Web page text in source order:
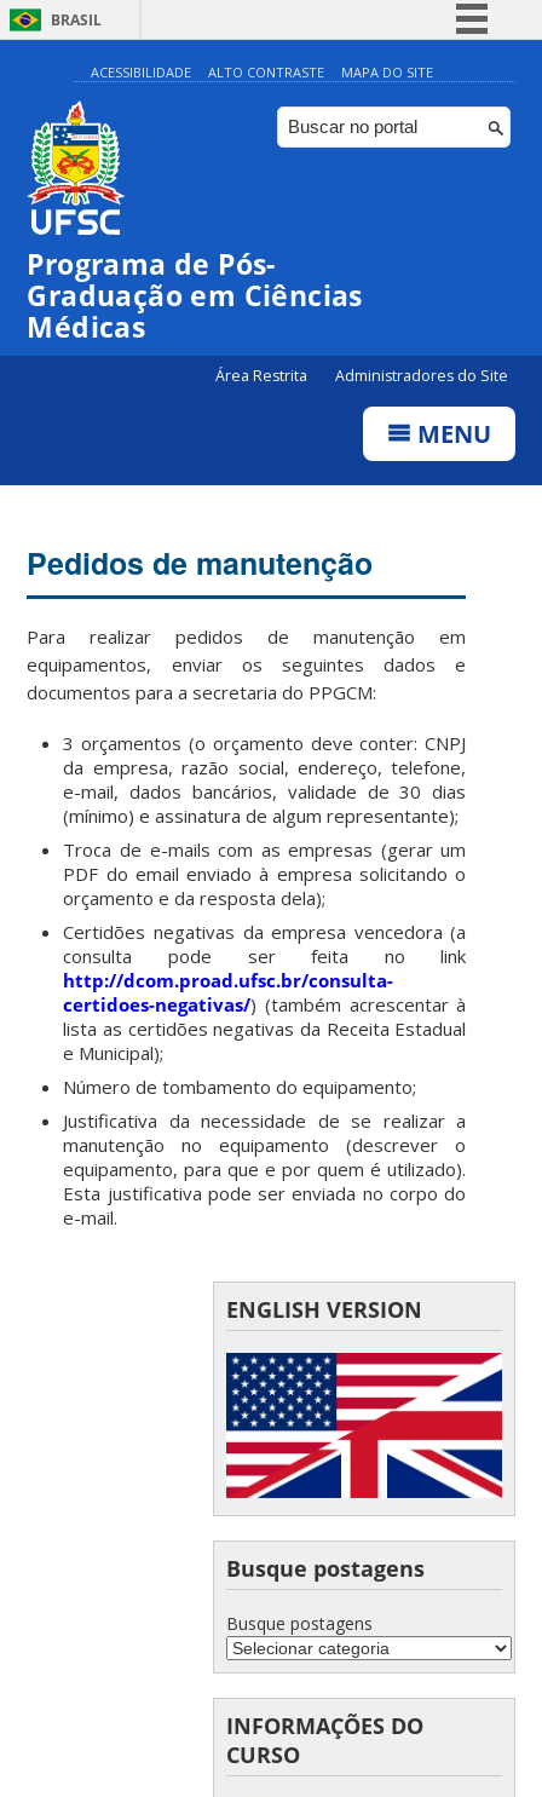
BRASIL
Simplifique!
Comunica BR
Participe
ACESSIBILIDADE ALTO CONTRASTE MAPA DO SITE
Programa de Pós-
Graduação em Ciências
Médicas
Área Restrita Administradores do Site
MENU
Pedidos de manutenção
Para realizar pedidos de manutenção em
equipamentos, enviar os seguintes dados e
documentos para a secretaria do PPGCM:
3 orçamentos (o orçamento deve conter: CNPJ
da empresa, razão social, endereço, telefone,
e-mail, dados bancários, validade de 30 dias
(mínimo) e assinatura de algum representante);
Troca de e-mails com as empresas (gerar um
PDF do email enviado à empresa solicitando o
orçamento e da resposta dela);
Certidões negativas da empresa vencedora (a
consulta pode ser feita no link
http://dcom.proad.ufsc.br/consulta-
certidoes-negativas/) (também acrescentar à
lista as certidões negativas da Receita Estadual
e Municipal);
Número de tombamento do equipamento;
Justificativa da necessidade de se realizar a
manutenção no equipamento (descrever o
equipamento, para que e por quem é utilizado).
Esta justificativa pode ser enviada no corpo do
e-mail.
ENGLISH VERSION
Busque postagens
Busque postagens
INFORMAÇÕES DO
CURSO